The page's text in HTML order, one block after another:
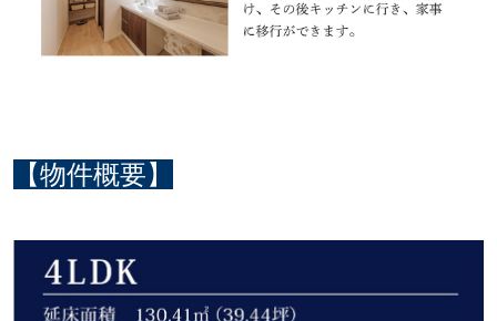
【物件概要】